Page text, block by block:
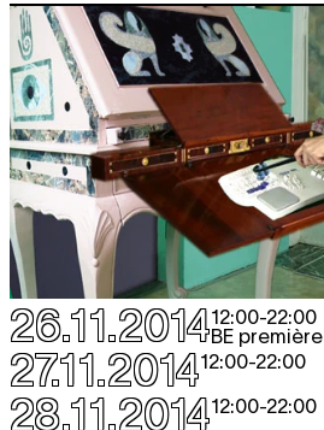
26.11.201412:00-22:00
BE première
27.11.201412:00-22:00
28.11.201412:00-22:00